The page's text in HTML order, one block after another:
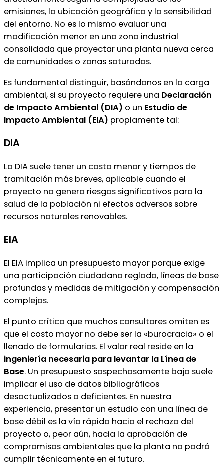
emisiones, la ubicación geográfica y la sensibilidad
del entorno. No es lo mismo evaluar una
modificación menor en una zona industrial
consolidada que proyectar una planta nueva cerca
de comunidades o zonas saturadas.
Es fundamental distinguir, basándonos en la carga
ambiental, si su proyecto requiere una Declaración
de Impacto Ambiental (DIA) o un Estudio de
Impacto Ambiental (EIA) propiamente tal:
DIA
La DIA suele tener un costo menor y tiempos de
tramitación más breves, aplicable cuando el
proyecto no genera riesgos significativos para la
salud de la población ni efectos adversos sobre
recursos naturales renovables.
EIA
El EIA implica un presupuesto mayor porque exige
una participación ciudadana reglada, líneas de base
profundas y medidas de mitigación y compensación
complejas.
El punto crítico que muchos consultores omiten es
que el costo mayor no debe ser la «burocracia» o el
llenado de formularios. El valor real reside en la
ingeniería necesaria para levantar la Línea de
Base. Un presupuesto sospechosamente bajo suele
implicar el uso de datos bibliográficos
desactualizados o deficientes. En nuestra
experiencia, presentar un estudio con una línea de
base débil es la vía rápida hacia el rechazo del
proyecto o, peor aún, hacia la aprobación de
compromisos ambientales que la planta no podrá
cumplir técnicamente en el futuro.